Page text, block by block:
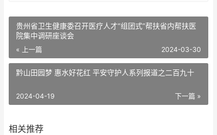
贵州省卫生健康委召开医疗人才“组团式”帮扶省内帮扶医
院集中调研座谈会
« 上一篇 2024-03-30
黔山田园梦 惠水好花红 平安守护人系列报道之二百九十
下一篇 »
2024-04-19
相关推荐